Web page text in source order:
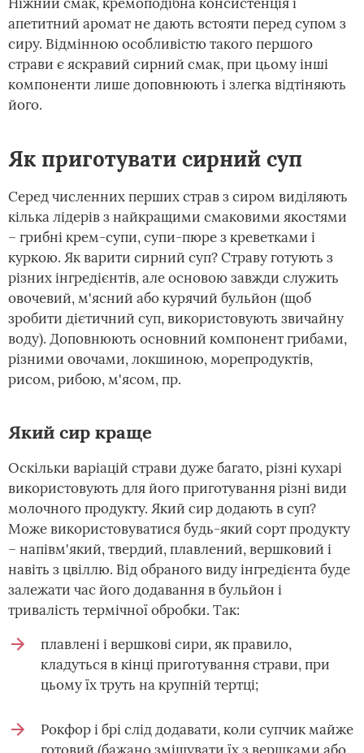
апетитний аромат не дають встояти перед супом з
сиру. Відмінною особливістю такого першого
страви є яскравий сирний смак, при цьому інші
компоненти лише доповнюють і злегка відтіняють
його.
Як приготувати сирний суп
Серед численних перших страв з сиром виділяють
кілька лідерів з найкращими смаковими якостями
– грибні крем-супи, супи-пюре з креветками і
куркою. Як варити сирний суп? Страву готують з
різних інгредієнтів, але основою завжди служить
овочевий, м'ясний або курячий бульйон (щоб
зробити дієтичний суп, використовують звичайну
воду). Доповнюють основний компонент грибами,
різними овочами, локшиною, морепродуктів,
рисом, рибою, м'ясом, пр.
Який сир краще
Оскільки варіацій страви дуже багато, різні кухарі
використовують для його приготування різні види
молочного продукту. Який сир додають в суп?
Може використовуватися будь-який сорт продукту
– напівм'який, твердий, плавлений, вершковий і
навіть з цвіллю. Від обраного виду інгредієнта буде
залежати час його додавання в бульйон і
тривалість термічної обробки. Так:
плавлені і вершкові сири, як правило,
кладуться в кінці приготування страви, при
цьому їх труть на крупній тертці;
Рокфор і брі слід додавати, коли супчик майже